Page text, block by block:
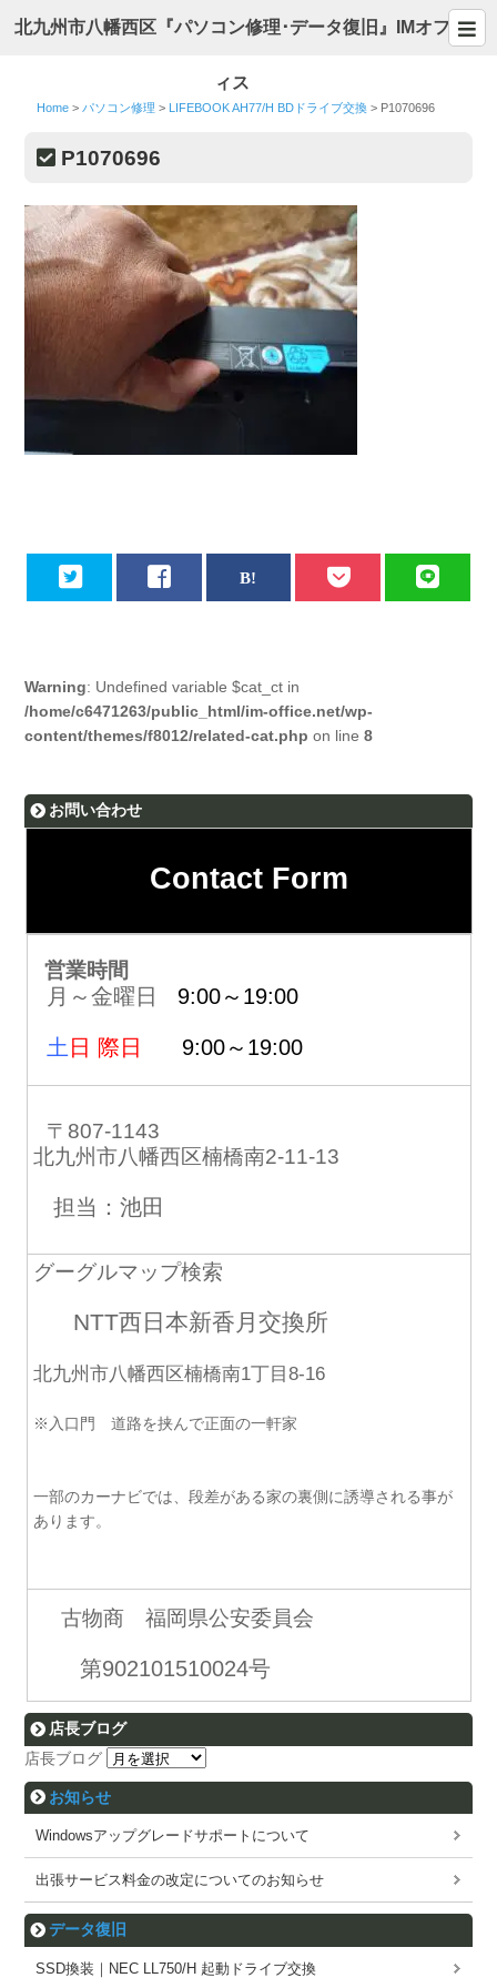
北九州市八幡西区『パソコン修理･データ復旧』IMオフ
ィス
Home > パソコン修理 > LIFEBOOK AH77/H BDドライブ交換 > P1070696
P1070696
Warning: Undefined variable $cat_ct in
/home/c6471263/public_html/im-office.net/wp-
content/themes/f8012/related-cat.php on line8
お問い合わせ
Contact Form
営業時間
月～金曜日 9:00～19:00
土 日 際日 9:00～19:00
〒807-1143
北九州市八幡西区楠橋南2-11-13
担当：池田
グーグルマップ検索
NTT西日本新香月交換所
北九州市八幡西区楠橋南1丁目8-16
※入口門 道路を挟んで正面の一軒家
一部のカーナビでは、段差がある家の裏側に誘導される事が
あります。
古物商 福岡県公安委員会
第902101510024号
店長ブログ
店長ブログ
お知らせ
Windowsアップグレードサポートについて
出張サービス料金の改定についてのお知らせ
データ復旧
SSD換装｜NEC LL750/H 起動ドライブ交換